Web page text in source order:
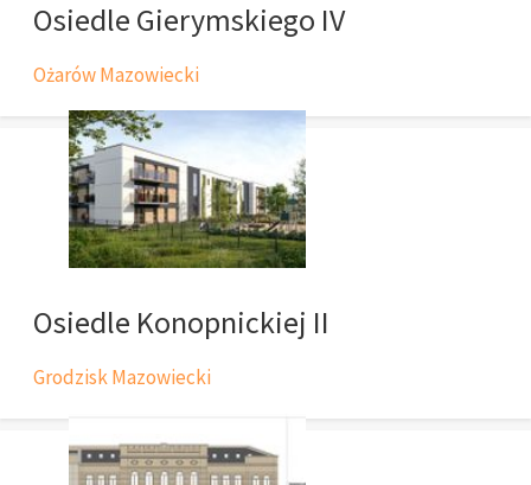
Osiedle Gierymskiego IV
Ożarów Mazowiecki
Osiedle Konopnickiej II
Grodzisk Mazowiecki